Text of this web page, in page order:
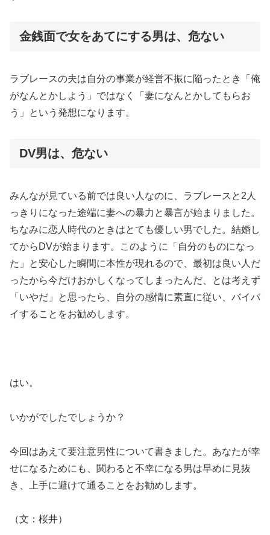
金銭面で女をあてにする男は、危ない
ラブレースの夫は自分の事業が経営不振に陥ったとき「俺
がなんとかしよう」ではなく「妻になんとかしてもらお
う」という発想になります。
DV男は、危ない
みんなが見ている前では良い人なのに、ラブレースと2人
っきりになった途端に妻への暴力と暴言が始まりました。
ちなみに恋人時代のときはとても優しい男でした。結婚し
てからDVが始まります。このように「自分のものになっ
た」と安心した瞬間に本性が現れるので、最初は良い人だ
ったから今だけおかしくなってしまったんだ、とは考えず
「いやだ」と思ったら、自分の感情に素直に従い、バイバ
イすることをお勧めします。
はい。
いかがでしたでしょうか？
今回はあえて要注意男性について書きました。あなたが幸
せになるためにも、関わると不幸になる男は早めに見抜
き、上手に避けて通ることをお勧めします。
（文：桜井）